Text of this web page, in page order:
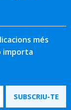
més
importa